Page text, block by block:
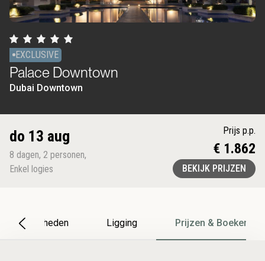
EXCLUSIVE
Palace Downtown
Dubai Downtown
do 13 aug
8 dagen, 2 personen,
Enkel logies
Prijs p.p.
€ 1.862
BEKIJK PRIJZEN
Bijzonderheden Ligging Prijzen & Boeken